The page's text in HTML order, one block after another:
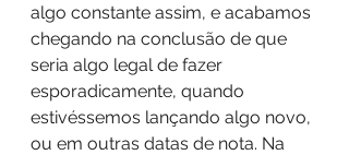
algo constante assim, e acabamos
chegando na conclusão de que
seria algo legal de fazer
esporadicamente, quando
estivéssemos lançando algo novo,
ou em outras datas de nota. Na